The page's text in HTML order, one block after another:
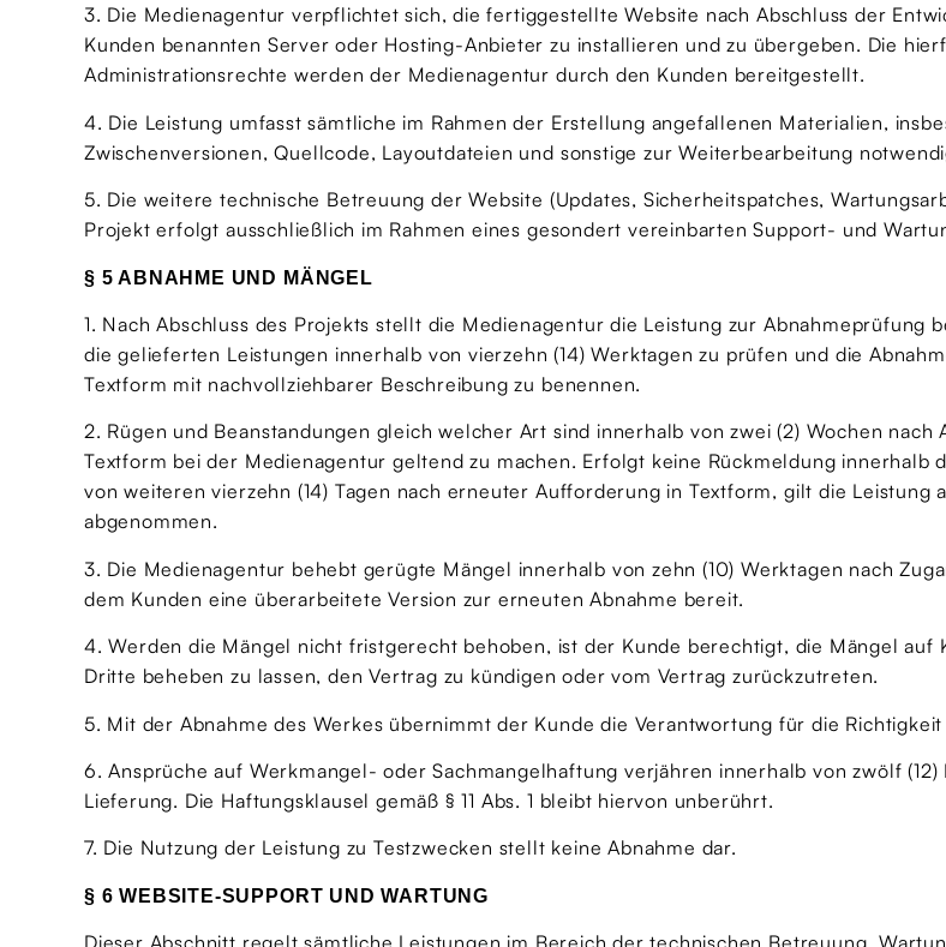
3. Die Medienagentur verpflichtet sich, die fertiggestellte Website nach Abschluss der
Kunden benannten Server oder Hosting-Anbieter zu installieren und zu übergeben. Die
Administrationsrechte werden der Medienagentur durch den Kunden bereitgestellt.
4. Die Leistung umfasst sämtliche im Rahmen der Erstellung angefallenen Materialien,
Zwischenversionen, Quellcode, Layoutdateien und sonstige zur Weiterbearbeitung
5. Die weitere technische Betreuung der Website (Updates, Sicherheitspatches,
Projekt erfolgt ausschließlich im Rahmen eines gesondert vereinbarten Support- und
§ 5 ABNAHME UND MÄNGEL
1. Nach Abschluss des Projekts stellt die Medienagentur die Leistung zur Abnahmeprüfung
die gelieferten Leistungen innerhalb von vierzehn (14) Werktagen zu prüfen und die
Textform mit nachvollziehbarer Beschreibung zu benennen.
2. Rügen und Beanstandungen gleich welcher Art sind innerhalb von zwei (2) Wochen nach
Textform bei der Medienagentur geltend zu machen. Erfolgt keine Rückmeldung innerhalb
von weiteren vierzehn (14) Tagen nach erneuter Aufforderung in Textform, gilt die Leistung
abgenommen.
3. Die Medienagentur behebt gerügte Mängel innerhalb von zehn (10) Werktagen nach
dem Kunden eine überarbeitete Version zur erneuten Abnahme bereit.
4. Werden die Mängel nicht fristgerecht behoben, ist der Kunde berechtigt, die Mängel auf
Dritte beheben zu lassen, den Vertrag zu kündigen oder vom Vertrag zurückzutreten.
5. Mit der Abnahme des Werkes übernimmt der Kunde die Verantwortung für die
6. Ansprüche auf Werkmangel- oder Sachmangelhaftung verjähren innerhalb von zwölf (12)
Lieferung. Die Haftungsklausel gemäß § 11 Abs. 1 bleibt hiervon unberührt.
7. Die Nutzung der Leistung zu Testzwecken stellt keine Abnahme dar.
§ 6 WEBSITE-SUPPORT UND WARTUNG